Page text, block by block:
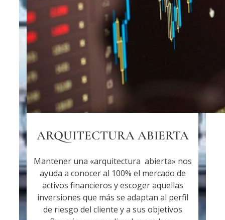
ARQUITECTURA ABIERTA
Mantener una «arquitectura abierta» nos
ayuda a conocer al 100% el mercado de
activos financieros y escoger aquellas
inversiones que más se adaptan al perfil
de riesgo del cliente y a sus objetivos